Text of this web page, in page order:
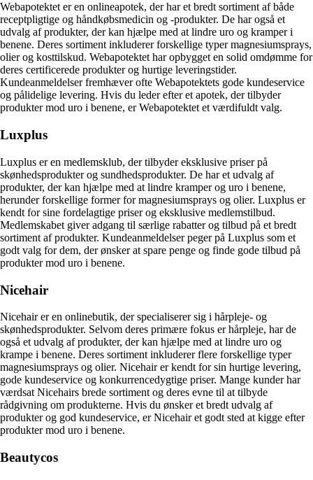
Webapotektet er en onlineapotek, der har et bredt sortiment af både
receptpligtige og håndkøbsmedicin og -produkter. De har også et
udvalg af produkter, der kan hjælpe med at lindre uro og kramper i
benene. Deres sortiment inkluderer forskellige typer magnesiumsprays,
olier og kosttilskud. Webapotektet har opbygget en solid omdømme for
deres certificerede produkter og hurtige leveringstider.
Kundeanmeldelser fremhæver ofte Webapotektets gode kundeservice
og pålidelige levering. Hvis du leder efter et apotek, der tilbyder
produkter mod uro i benene, er Webapotektet et værdifuldt valg.
Luxplus
Luxplus er en medlemsklub, der tilbyder eksklusive priser på
skønhedsprodukter og sundhedsprodukter. De har et udvalg af
produkter, der kan hjælpe med at lindre kramper og uro i benene,
herunder forskellige former for magnesiumsprays og olier. Luxplus er
kendt for sine fordelagtige priser og eksklusive medlemstilbud.
Medlemskabet giver adgang til særlige rabatter og tilbud på et bredt
sortiment af produkter. Kundeanmeldelser peger på Luxplus som et
godt valg for dem, der ønsker at spare penge og finde gode tilbud på
produkter mod uro i benene.
Nicehair
Nicehair er en onlinebutik, der specialiserer sig i hårpleje- og
skønhedsprodukter. Selvom deres primære fokus er hårpleje, har de
også et udvalg af produkter, der kan hjælpe med at lindre uro og
krampe i benene. Deres sortiment inkluderer flere forskellige typer
magnesiumsprays og olier. Nicehair er kendt for sin hurtige levering,
gode kundeservice og konkurrencedygtige priser. Mange kunder har
værdsat Nicehairs brede sortiment og deres evne til at tilbyde
rådgivning om produkterne. Hvis du ønsker et bredt udvalg af
produkter og god kundeservice, er Nicehair et godt sted at kigge efter
produkter mod uro i benene.
Beautycos